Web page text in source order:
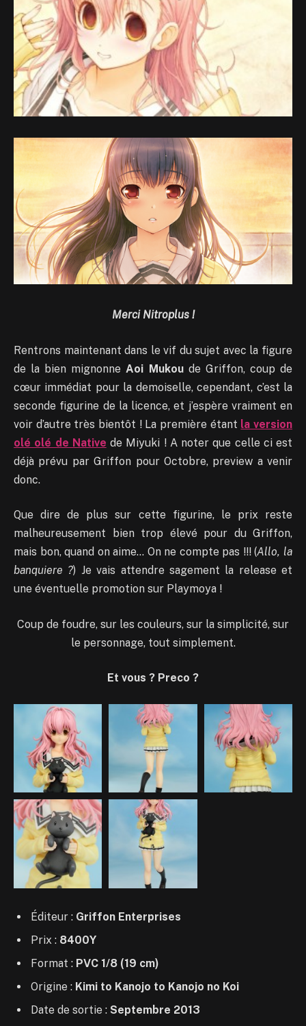
Merci Nitroplus !
Rentrons maintenant dans le vif du sujet avec la figure
de la bien mignonne Aoi Mukoude Griffon, coup de
cœur immédiat pour la demoiselle, cependant, c’est la
seconde figurine de la licence, et j’espère vraiment en
voir d’autre très bientôt ! La première étant la version
olé olé de Native de Miyuki ! A noter que celle ci est
déjà prévu par Griffon pour Octobre, preview a venir
donc.
Que dire de plus sur cette figurine, le prix reste
malheureusement bien trop élevé pour du Griffon,
mais bon, quand on aime… On ne compte pas !!! (Allo, la
banquiere ?) Je vais attendre sagement la release et
une éventuelle promotion sur Playmoya !
Coup de foudre, sur les couleurs, sur la simplicité, sur
le personnage, tout simplement.
Et vous ? Preco ?
Éditeur : Griffon Enterprises
Prix : 8400Y
Format : PVC 1/8 (19 cm)
Origine : Kimi to Kanojo to Kanojo no Koi
Date de sortie : Septembre 2013